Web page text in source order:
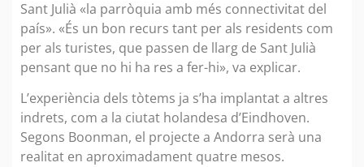
Sant Julià «la parròquia amb més connectivitat del
país». «És un bon recurs tant per als residents com
per als turistes, que passen de llarg de Sant Julià
pensant que no hi ha res a fer-hi», va explicar.
L’experiència dels tòtems ja s’ha implantat a altres
indrets, com a la ciutat holandesa d’Eindhoven.
Segons Boonman, el projecte a Andorra serà una
realitat en aproximadament quatre mesos.